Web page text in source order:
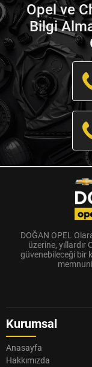
Opel ve
Bilgi
DOĞAN OPEL
üzerine,
güvenebileceği bir
Kurumsal
Anasayfa
Hakkımızda